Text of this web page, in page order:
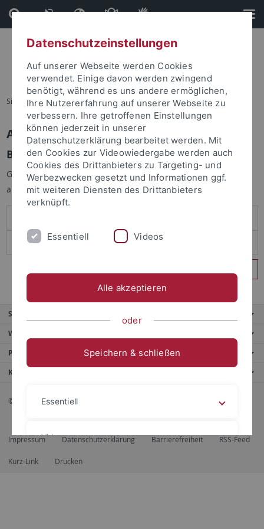
Direkt
zum
Inhalt
Direkt
zur
Fußleiste
Sie sind hier: Startseite
Anmelden
Benutzeranmeldung
Geben Sie Ihren Benutzernamen und Ihr Passwort an um sich
anzumelden:
Service
Weitere Angebote
Portale
Kontaktinfo
© 2026 Eberhard Karls Universität Tübingen, Tübingen
Impressum Datenschutzerklärung Barrierefreiheit RSS-Feed
Kurz-Link Drucken
Datenschutzeinstellungen
Auf unserer Webseite werden Cookies
verwendet. Einige davon werden zwingend
benötigt, während es uns andere ermöglichen,
Ihre Nutzererfahrung auf unserer Webseite zu
verbessern. Ihre getroffenen Einstellungen
können jederzeit in unserer
Datenschutzerklärung bearbeitet werden. Mit
den Cookies zur Videowiedergabe werden auch
Cookies des Drittanbieters zu Targeting- und
Werbezwecken gesetzt und Informationen ggf.
mit weiteren Diensten des Drittanbieters
verknüpft.
Essentiell Videos
Alle akzeptieren
oder
Speichern & schließen
Essentiell
Videos